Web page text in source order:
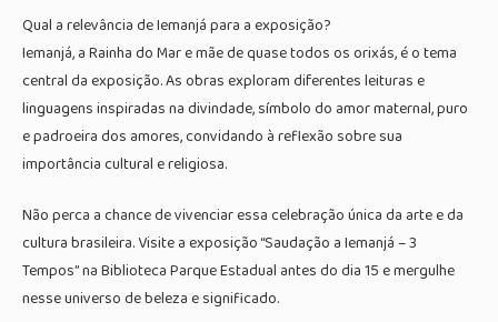
Qual a relevância de Iemanjá para a exposição?
Iemanjá, a Rainha do Mar e mãe de quase todos os orixás, é o tema
central da exposição. As obras exploram diferentes leituras e
linguagens inspiradas na divindade, símbolo do amor maternal, puro
e padroeira dos amores, convidando à reflexão sobre sua
importância cultural e religiosa.
Não perca a chance de vivenciar essa celebração única da arte e da
cultura brasileira. Visite a exposição “Saudação a Iemanjá – 3
Tempos” na Biblioteca Parque Estadual antes do dia 15 e mergulhe
nesse universo de beleza e significado.